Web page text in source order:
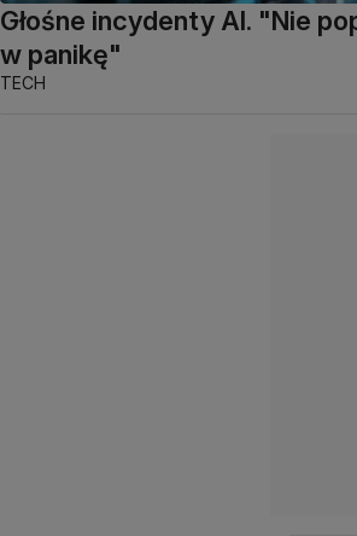
Głośne incydenty AI. "Nie
w panikę"
TECH